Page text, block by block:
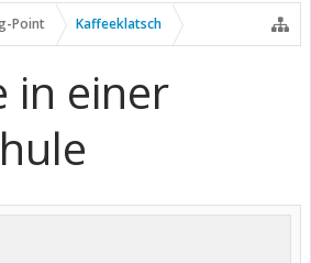
Point Kaffeeklatsch
in einer